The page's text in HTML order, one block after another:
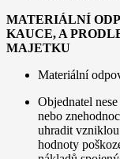
MATERIÁLNÍ
KAUCE, A
MAJETKU
Materiální
Objednatel
nebo
uhradit
hodnoty